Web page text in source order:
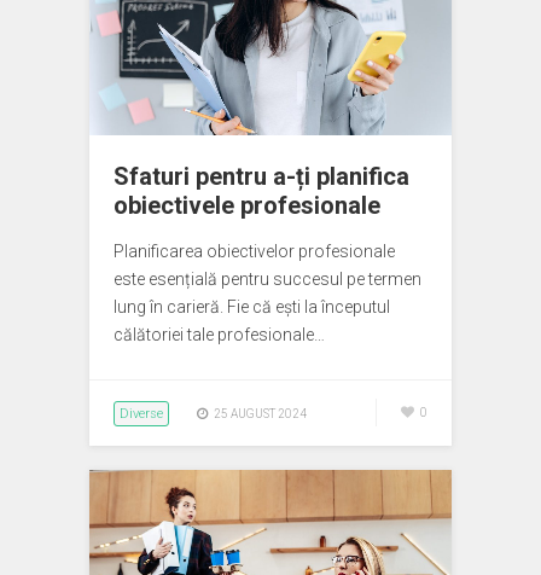
Sfaturi pentru a-ți planifica
obiectivele profesionale
Planificarea obiectivelor profesionale
este esențială pentru succesul pe termen
lung în carieră. Fie că ești la începutul
călătoriei tale profesionale…
Diverse 25 AUGUST 2024 0